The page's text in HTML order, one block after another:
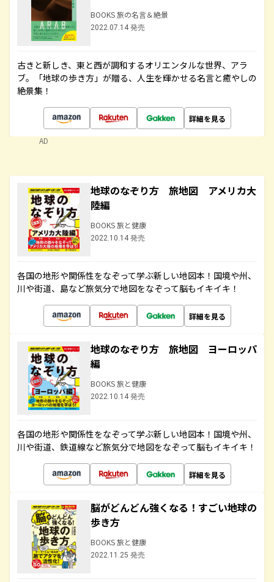
BOOKS 旅の名言＆絶景
2022.07.14 発売
古きと新しき、東と西が調和するオリエンタルな世界、アラ
ブ。「地球の歩き方」が贈る、人生を輝かせる名言と癒やしの
絶景集！
詳細を見る
AD
地球のなぞり方 旅地図 アメリカ大
陸編
BOOKS 旅と健康
2022.10.14 発売
各国の地形や関係性をなぞって学ぶ新しい地図本！国境や州、
川や街道、島など旅気分で地図をなぞって脳もイキイキ！
詳細を見る
地球のなぞり方 旅地図 ヨーロッパ
編
BOOKS 旅と健康
2022.10.14 発売
各国の地形や関係性をなぞって学ぶ新しい地図本！国境や州、
川や街道、鉄道線など旅気分で地図をなぞって脳もイキイキ！
詳細を見る
脳がどんどん強くなる！すごい地球の
歩き方
BOOKS 旅と健康
2022.11.25 発売